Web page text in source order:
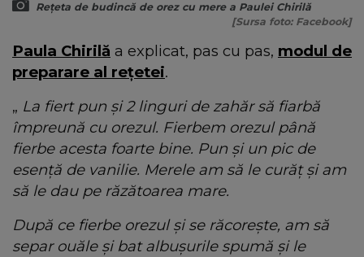
Rețeta de budincă de orez cu mere a Paulei Chirilă
[Sursa foto: Facebook]
Paula Chirilă a explicat, pas cu pas, modul de
preparare al rețetei.
„ La fiert pun și 2 linguri de zahăr să fiarbă
împreună cu orezul. Fierbem orezul până
fierbe acesta foarte bine. Pun și un pic de
esență de vanilie. Merele am să le curăț și am
să le dau pe răzătoarea mare.
După ce fierbe orezul și se răcorește, am să
separ ouăle și bat albușurile spumă și le